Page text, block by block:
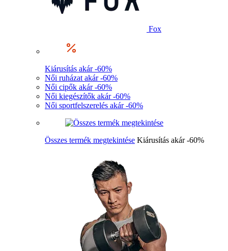
Fox
Kiárusítás akár -60%
Női ruházat akár -60%
Női cipők akár -60%
Női kiegészítők akár -60%
Női sportfelszerelés akár -60%
Összes termék megtekintése Kiárusítás akár -60%